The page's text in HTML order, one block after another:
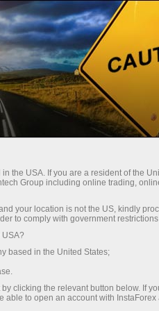
haqiqatan
gacha kredit
yaxshi
biri,
va indekslar
qulay
the USA. If you are a resident of the
Group including online trading,
your location is not the US, kindly
to comply with government
based in the United States;
clicking the relevant button below. If
to open an account with InstaForex